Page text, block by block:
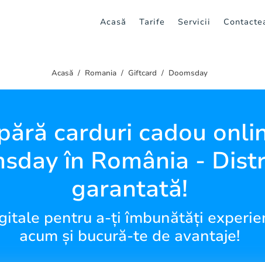
Acasă Tarife Servicii
Acasă Romania Giftcard Doomsday
carduri cadou
în România -
garantată!
pentru a-ți îmbunătăți
acum și bucură-te de avantaje!